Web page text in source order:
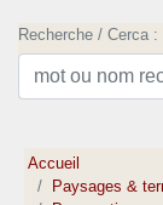
Recherche / Cerca :
Accueil
Paysages &